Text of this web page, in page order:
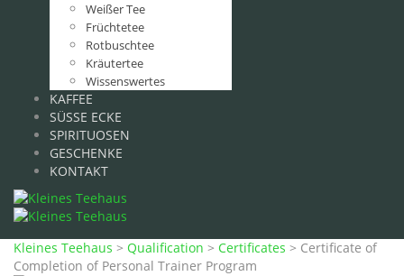
Weißer Tee
Früchtetee
Rotbuschtee
Kräutertee
Wissenswertes
KAFFEE
SÜSSE ECKE
SPIRITUOSEN
GESCHENKE
KONTAKT
Kleines Teehaus > Qualification > Certificates > Certificate of
Completion of Personal Trainer Program